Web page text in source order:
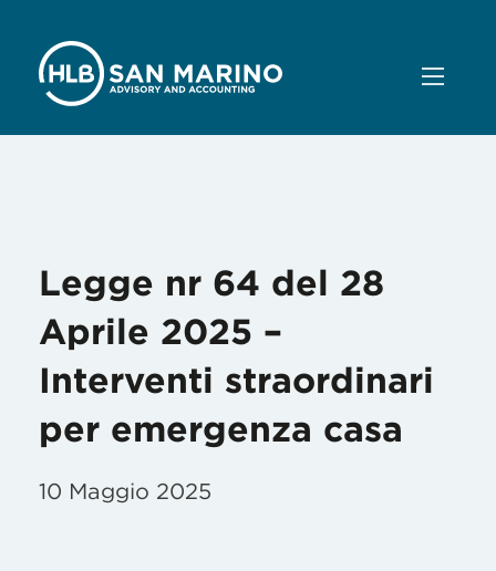
Legge nr 64 del 28
Aprile 2025 –
Interventi straordinari
per emergenza casa
10 Maggio 2025